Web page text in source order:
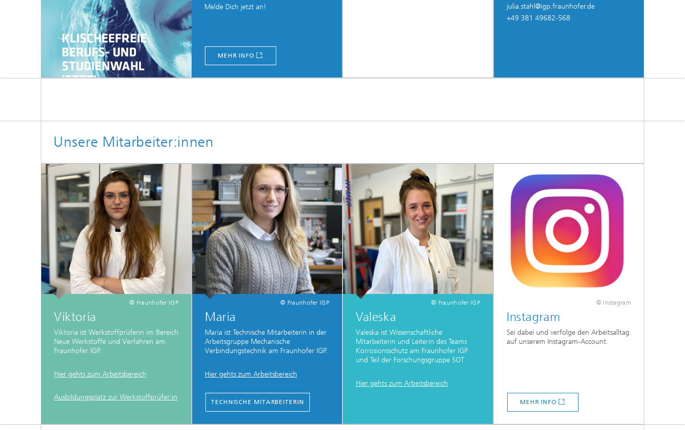
Melde Dich jetzt an!
MEHR INFO
julia.stahl@igp.fraunhofer.de
+49 381 49682-568
Unsere Mitarbeiter:innen
© Fraunhofer IGP
Viktoria
Viktoria ist Werkstoffprüferin im Bereich
Neue Werkstoffe und Verfahren am
Fraunhofer IGP.
Hier gehts zum Arbeitsbereich
Ausbildungsplatz zur Werkstoffprüfer:in
© Fraunhofer IGP
Maria
Maria ist Technische Mitarbeiterin in der
Arbeitsgruppe Mechanische
Verbindungstechnik am Fraunhofer IGP.
Hier gehts zum Arbeitsbereich
TECHNISCHE MITARBEITERIN
© Fraunhofer IGP
Valeska
Valeska ist Wissenschaftliche
Mitarbeiterin und Leiterin des Teams
Korrosionsschutz am Fraunhofer IGP
und Teil der Forschungsgruppe SOT.
Hier gehts zum Arbeitsbereich
© Instagram
Instagram
Sei dabei und verfolge den Arbeitsalltag
auf unserem Instagram-Account.
MEHR INFO